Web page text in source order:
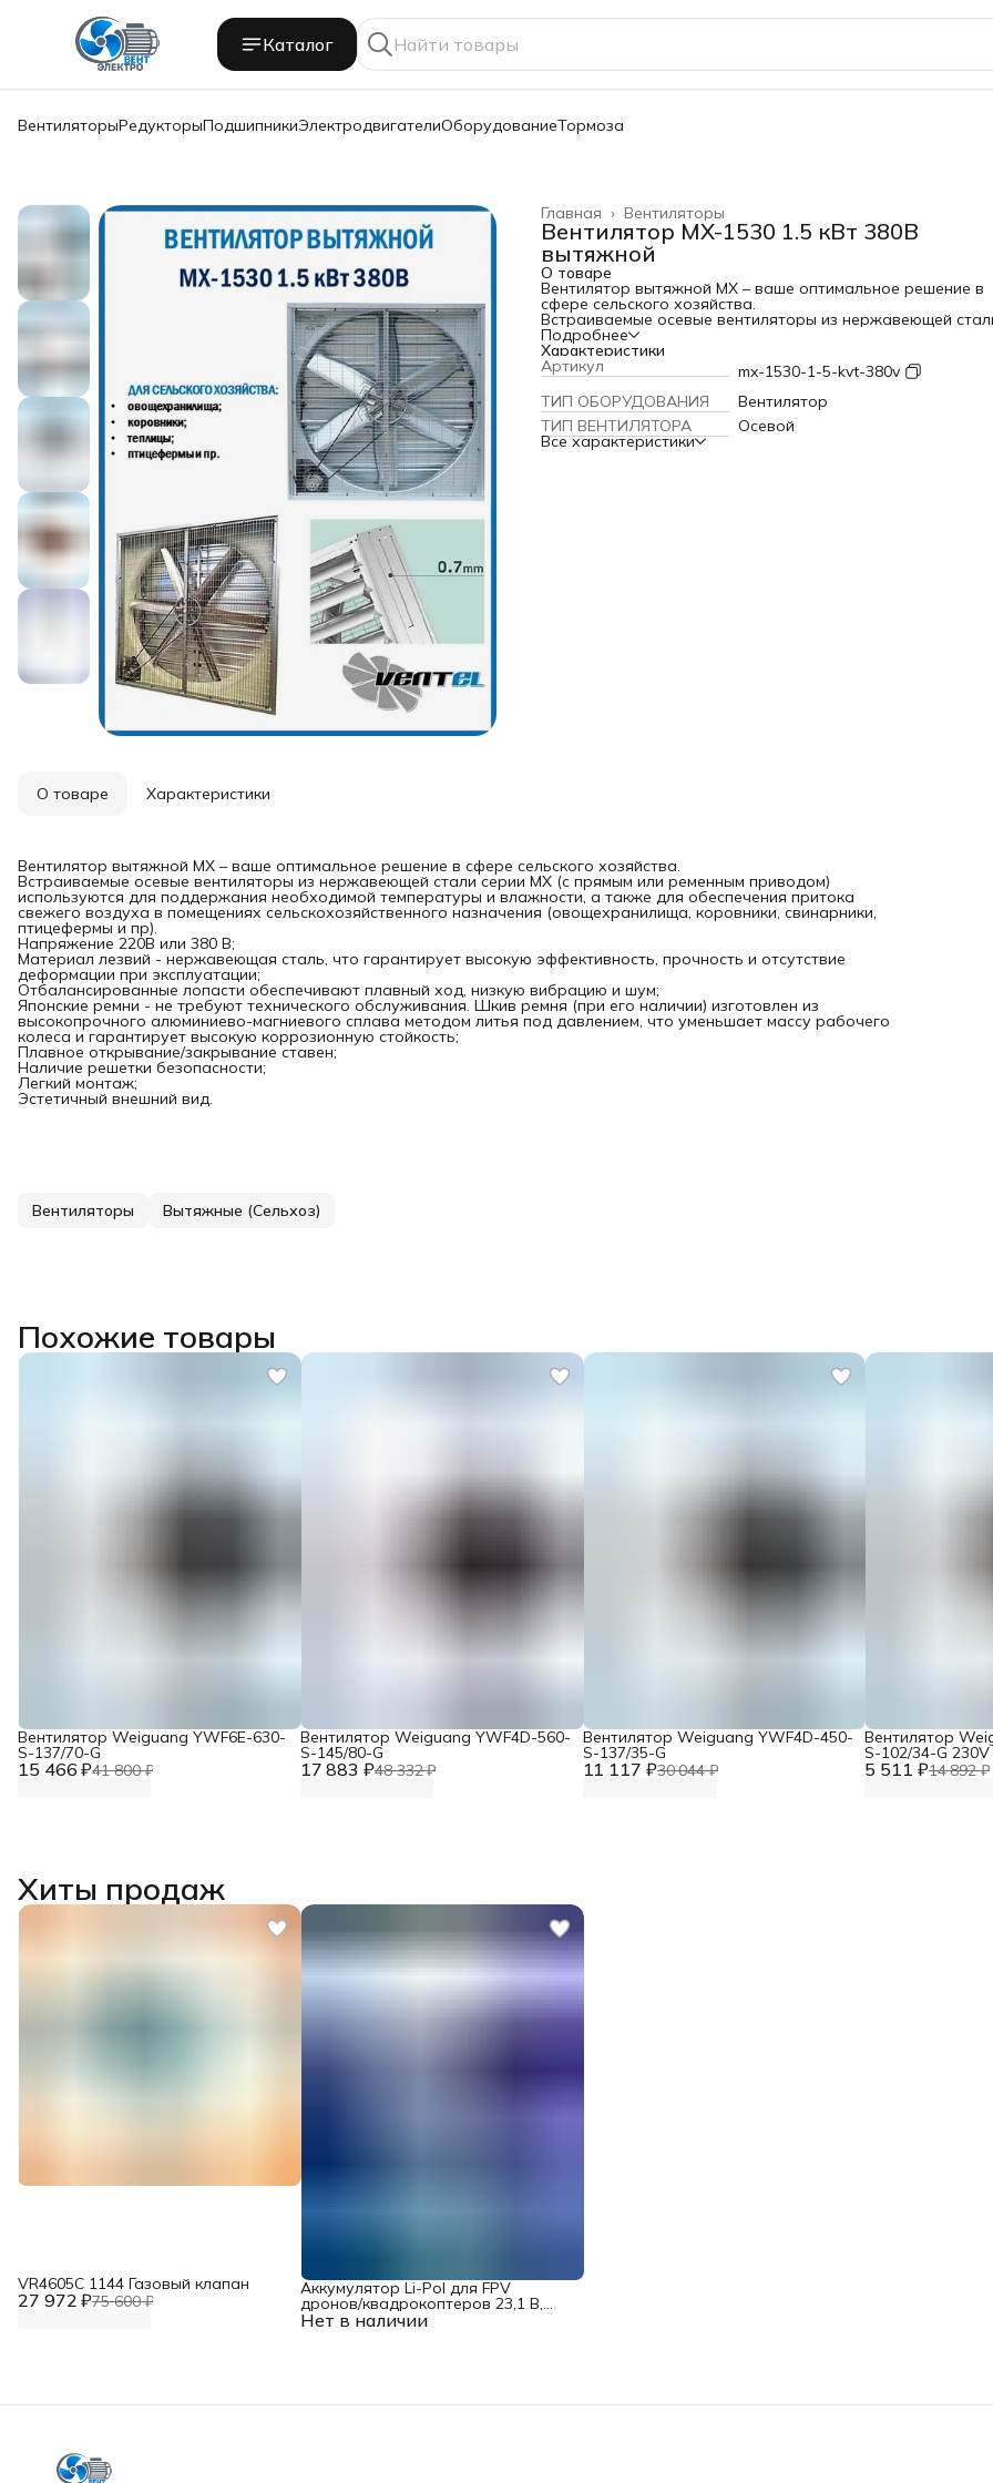
Каталог
ВентиляторыРедукторыПодшипникиЭлектродвигателиОборудованиеТормоза
Вентиляторы
Главная ›
Вентилятор MX-1530 1.5 кВт 380В
вытяжной
О товаре
Вентилятор вытяжной MX – ваше оптимальное решение в
сфере сельского хозяйства.
Встраиваемые осевые вентиляторы из нержавеющей
серии MX (с прямым или ременным приводом) используются
для поддержания необходимой температуры и влажности,
также для обеспечения притока свежего воздуха в
помещениях сельскохозяйственного назначения
(овощехранилища, коровники, свинарники, птицефермы и
Напряжение 220В или 380 В;
Материал лезвий - нержавеющая сталь, что гарантирует
высокую эффективность, прочность и отсутствие
Подробнее
Характеристики
Артикул
mx-1530-1-5-kvt-380v
ТИП ОБОРУДОВАНИЯ
Вентилятор
ТИП ВЕНТИЛЯТОРА
Осевой
Все характеристики
О товаре Характеристики
Вентилятор вытяжной MX – ваше оптимальное решение в сфере сельского хозяйства.
Встраиваемые осевые вентиляторы из нержавеющей стали серии MX (с прямым или ременным приводом)
используются для поддержания необходимой температуры и влажности, а также для обеспечения притока
свежего воздуха в помещениях сельскохозяйственного назначения (овощехранилища, коровники, свинарники,
птицефермы и пр).
Напряжение 220В или 380 В;
Материал лезвий - нержавеющая сталь, что гарантирует высокую эффективность, прочность и отсутствие
деформации при эксплуатации;
Отбалансированные лопасти обеспечивают плавный ход, низкую вибрацию и шум;
Японские ремни - не требуют технического обслуживания. Шкив ремня (при его наличии) изготовлен из
высокопрочного алюминиево-магниевого сплава методом литья под давлением, что уменьшает массу рабочего
колеса и гарантирует высокую коррозионную стойкость;
Плавное открывание/закрывание ставен;
Наличие решетки безопасности;
Легкий монтаж;
Эстетичный внешний вид.
Вентиляторы Вытяжные (Сельхоз)
Похожие товары
15 466 ₽41 800 ₽
Вентилятор Weiguang YWF6E-630-
S-137/70-G
17 883 ₽48 332 ₽
Вентилятор Weiguang YWF4D-560-
S-145/80-G
11 117 ₽30 044 ₽
Вентилятор Weiguang YWF4D-450-
S-137/35-G
5 511 ₽14 892 ₽
Вентилятор
S-102/34-G 230V
Хиты продаж
27 972 ₽75 600 ₽
VR4605С 1144 Газовый клапан
Нет в наличии
Аккумулятор Li-Pol для FPV
дронов/квадрокоптеров 23,1 В,
10000 мАч, 370 ВТ